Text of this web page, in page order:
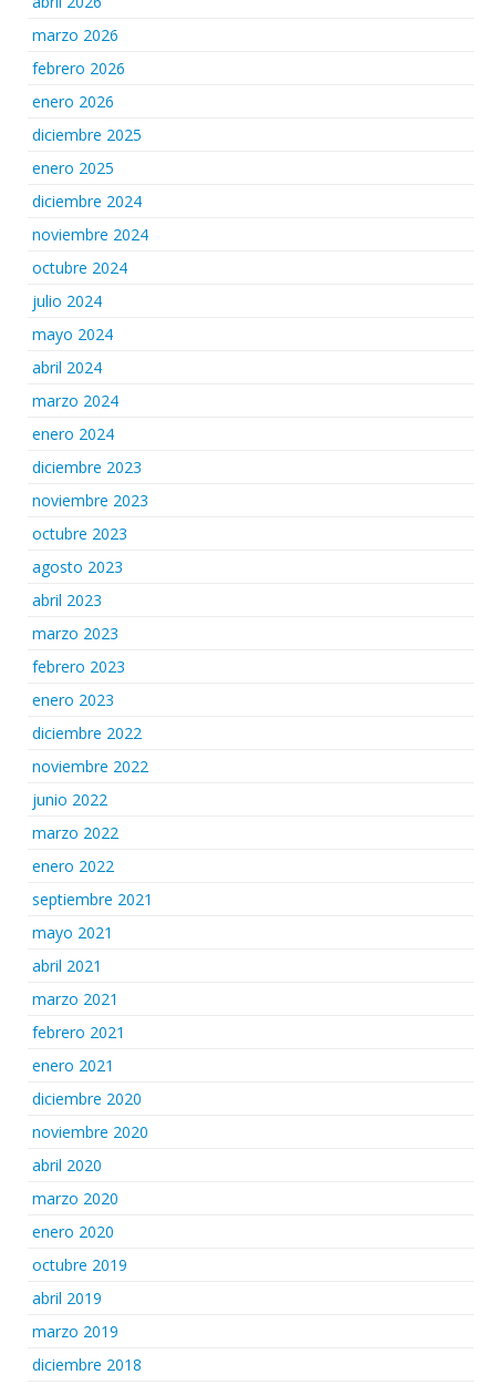
marzo 2026
febrero 2026
enero 2026
diciembre 2025
enero 2025
diciembre 2024
noviembre 2024
octubre 2024
julio 2024
mayo 2024
abril 2024
marzo 2024
enero 2024
diciembre 2023
noviembre 2023
octubre 2023
agosto 2023
abril 2023
marzo 2023
febrero 2023
enero 2023
diciembre 2022
noviembre 2022
junio 2022
marzo 2022
enero 2022
septiembre 2021
mayo 2021
abril 2021
marzo 2021
febrero 2021
enero 2021
diciembre 2020
noviembre 2020
abril 2020
marzo 2020
enero 2020
octubre 2019
abril 2019
marzo 2019
diciembre 2018